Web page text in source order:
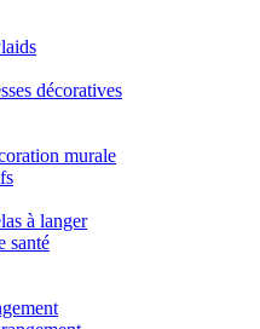
décoratives
murale
à langer
santé